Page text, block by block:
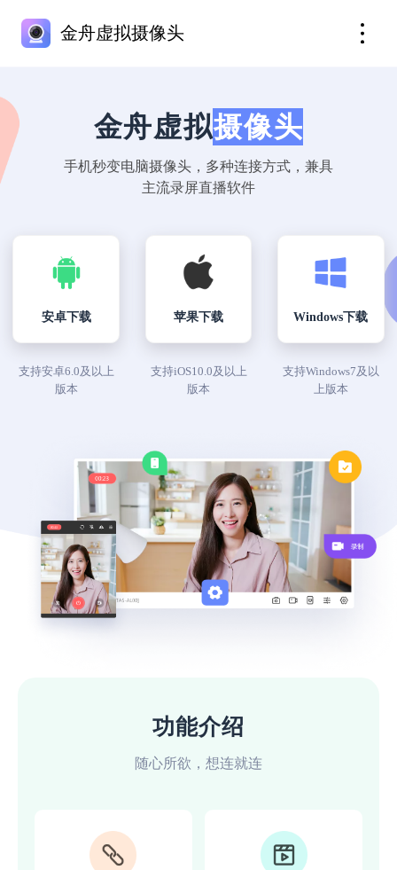
金舟虚拟摄像头
金舟虚拟摄像头
手机秒变电脑摄像头，多种连接方式，兼具
主流录屏直播软件
安卓下载
支持安卓6.0及以上
版本
苹果下载
支持iOS10.0及以上
版本
Windows下载
支持Windows7及以
上版本
功能介绍
随心所欲，想连就连